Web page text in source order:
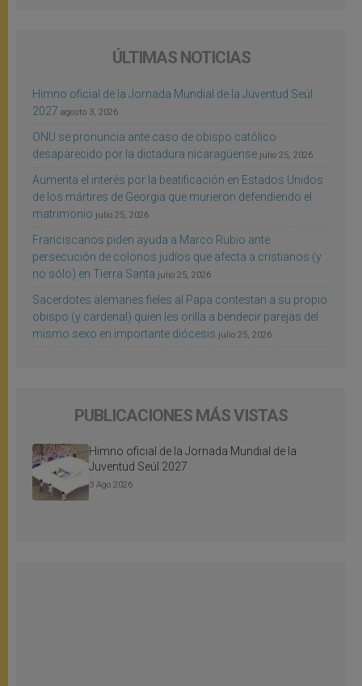
ÚLTIMAS NOTICIAS
Himno oficial de la Jornada Mundial de la Juventud Seúl
2027 agosto 3, 2026
ONU se pronuncia ante caso de obispo católico
desaparecido por la dictadura nicaragüense julio 25, 2026
Aumenta el interés por la beatificación en Estados Unidos
de los mártires de Georgia que murieron defendiendo el
matrimonio julio 25, 2026
Franciscanos piden ayuda a Marco Rubio ante
persecución de colonos judíos que afecta a cristianos (y
no sólo) en Tierra Santa julio 25, 2026
Sacerdotes alemanes fieles al Papa contestan a su propio
obispo (y cardenal) quien les orilla a bendecir parejas del
mismo sexo en importante diócesis julio 25, 2026
PUBLICACIONES MÁS VISTAS
Himno oficial de la Jornada Mundial de la
Juventud Seúl 2027
3 Ago 2026